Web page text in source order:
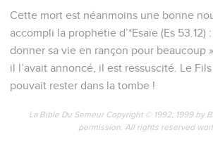
Cette mort est néanmoins une bonne
accompli la prophétie d’*Esaïe (Es 53.12)
donner sa vie en rançon pour beaucoup
il l’avait annoncé, il est ressuscité. Le
pouvait rester dans la tombe !
La Bible Du Semeur Copyright © 1992, 1999 by
permission. All rights reserved